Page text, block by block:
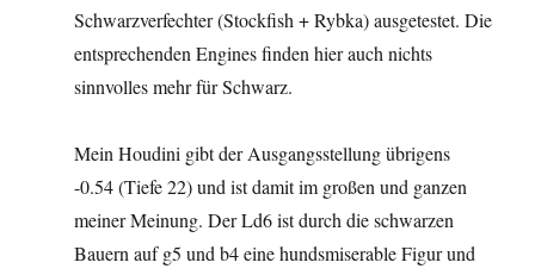
Schwarzverfechter (Stockfish + Rybka) ausgetestet. Die
entsprechenden Engines finden hier auch nichts
sinnvolles mehr für Schwarz.
Mein Houdini gibt der Ausgangsstellung übrigens
-0.54 (Tiefe 22) und ist damit im großen und ganzen
meiner Meinung. Der Ld6 ist durch die schwarzen
Bauern auf g5 und b4 eine hundsmiserable Figur und